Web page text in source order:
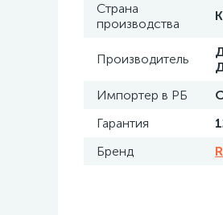
Страна
производства
Производитель
Импортер в РБ
Гарантия
Бренд